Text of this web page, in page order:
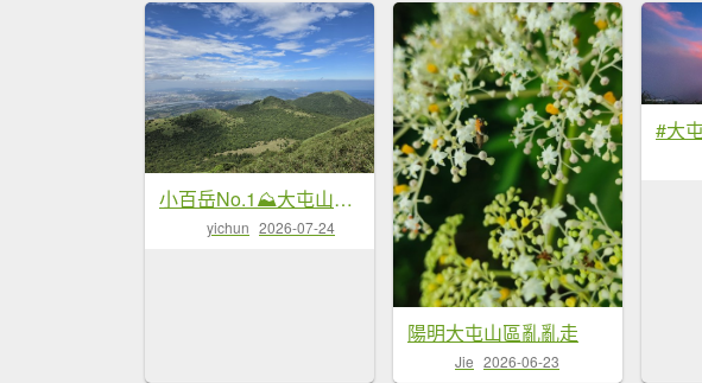
小百岳No.1⛰大屯山＆大屯山南峰+大屯山西峰
yichun 2026-07-24
陽明大屯山區亂亂走
Jie 2026-06-23